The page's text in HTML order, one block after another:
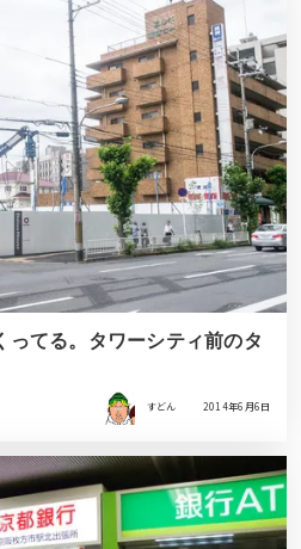
ってる。タワーシティ前のタ
すどん 2014年6月6日